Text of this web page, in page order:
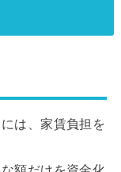
は、家賃負担を